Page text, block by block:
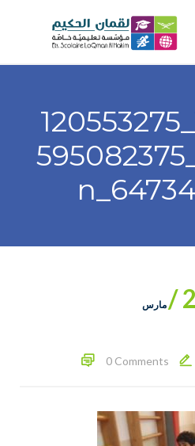
16681517_120553275
9559865_595082375
مارس
0 Comments